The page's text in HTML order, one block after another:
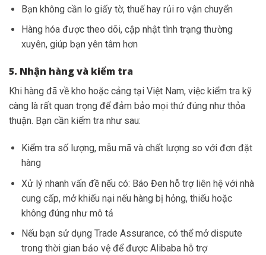
Bạn không cần lo giấy tờ, thuế hay rủi ro vận chuyển
Hàng hóa được theo dõi, cập nhật tình trạng thường
xuyên, giúp bạn yên tâm hơn
5. Nhận hàng và kiểm tra
Khi hàng đã về kho hoặc cảng tại Việt Nam, việc kiểm tra kỹ
càng là rất quan trọng để đảm bảo mọi thứ đúng như thỏa
thuận. Bạn cần kiểm tra như sau:
Kiểm tra số lượng, mẫu mã và chất lượng so với đơn đặt
hàng
Xử lý nhanh vấn đề nếu có: Báo Đen hỗ trợ liên hệ với nhà
cung cấp, mở khiếu nại nếu hàng bị hỏng, thiếu hoặc
không đúng như mô tả
Nếu bạn sử dụng Trade Assurance, có thể mở dispute
trong thời gian bảo vệ để được Alibaba hỗ trợ